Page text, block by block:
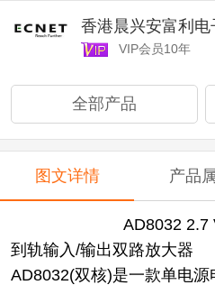
香港晨兴安富利电
VIP会员10年
全部产品
图文详情 产品
AD8032 2.7 V、
到轨输入/输出双路放大器
AD8032(双核)是一款单电